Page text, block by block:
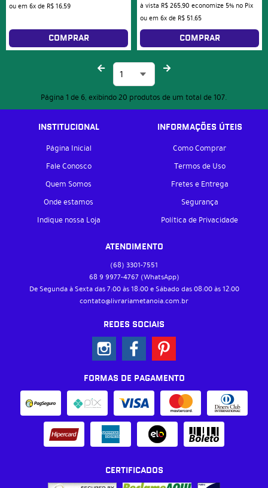
ou em 6xde R$ 16,59
COMPRAR
à vista R$ 265,90 economize 5% no Pix
ou em 6xde R$ 51,65
COMPRAR
Página 1 de 6, exibindo 20 produtos de um total de 107.
INSTITUCIONAL
Página Inicial
Fale Conosco
Quem Somos
Onde estamos
Indique nossa Loja
INFORMAÇÕES ÚTEIS
Como Comprar
Termos de Uso
Fretes e Entrega
Segurança
Política de Privacidade
ATENDIMENTO
(68) 3301-7551
68 9 9977-4767 (WhatsApp)
De Segunda à Sexta das 7:00 às 18:00 e Sábado das 08:00 às 12:00
contato@livrariametanoia.com.br
REDES SOCIAIS
FORMAS DE PAGAMENTO
CERTIFICADOS